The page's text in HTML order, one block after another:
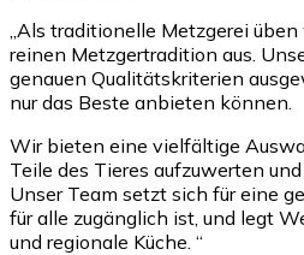
„Als traditionelle Metzgerei
reinen Metzgertradition aus.
genauen Qualitätskriterien
nur das Beste anbieten können.
Wir bieten eine vielfältige
Teile des Tieres aufzuwerten
Unser Team setzt sich für eine
für alle zugänglich ist, und legt
und regionale Küche. “